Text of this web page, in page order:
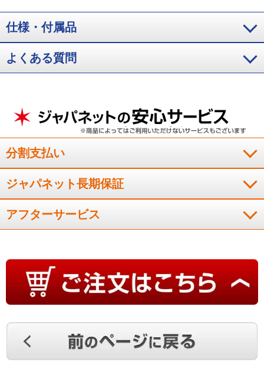
以前使用していた炊飯器でも満足していましたが、今回購入し
た炊飯器でご飯を炊いて食べるてみると明らかに食感や味が良
（愛媛県40代K.M様
本当に美味しいご飯が炊けました。皆さんにお勧めしたいで
す。
）
まだ数回しか使用していませんが、お米の粒、炊き立てのおい
（北海道
保温してもおいしい！
仕様・付属品
よくある質問
分割支払い
ジャパネット長期保証
アフターサービス